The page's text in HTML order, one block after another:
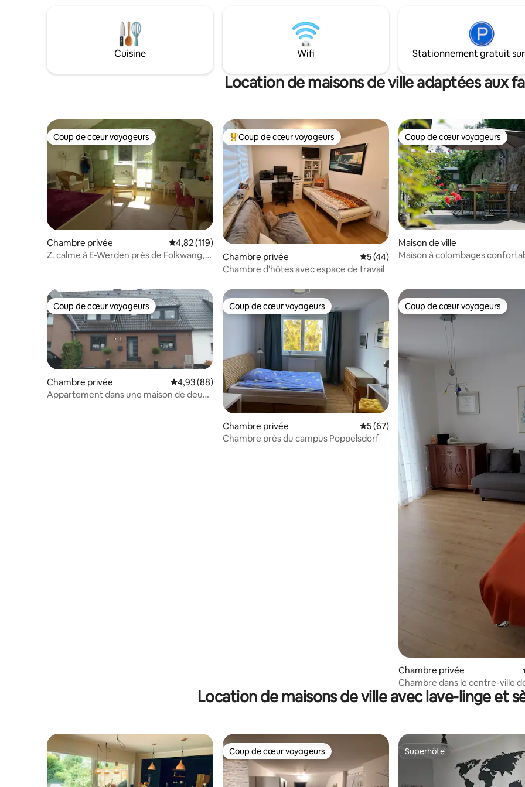
Düsseldorf et d’Essen. Un
offre suffisamment d’espace
vous invite à la détente après
promenade ou une journée
de réunions.
Cuisine Wifi Stationnement gratuit
Location de maisons de ville adaptées aux
Coup de cœur voyageurs
Coup de cœur voyageurs
Chambre privée Évaluation moyenne sur la base de 119 commentaires : 4,82 sur 5
4,82 (119)
Z. calme à E-Werden près de Folkwang,
Coups de cœur voyageurs les plus appréciés
Coup de cœur voyageurs
Chambre privée Évaluation moyenne sur la base de 44
5 (44)
Chambre d'hôtes avec espace de travail
Coup de cœur voyageurs
Coup de cœur voyageurs
Maison de ville
Maison à colombages
Coup de cœur voyageurs
Coup de cœur voyageurs
Chambre privée Évaluation moyenne sur la base de 88 commentaires : 4,93 sur 5
4,93 (88)
Appartement dans une maison de deux
Coup de cœur voyageurs
Coup de cœur voyageurs
Chambre privée Évaluation moyenne sur la base de 67
5 (67)
Chambre près du campus Poppelsdorf
Coup de cœur voyageurs
Coup de cœur voyageurs
Chambre privée
Chambre dans le centre-ville
Location de maisons de ville avec lave-linge et
Coup de cœur voyageurs
Coup de cœur voyageurs Superhôte
Superhôte